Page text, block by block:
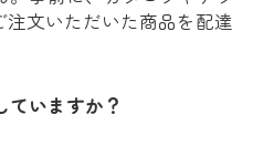
注文いただいた商品を配達
いますか？